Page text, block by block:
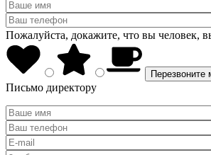
Пожалуйста, докажите, что вы человек,
Письмо директору